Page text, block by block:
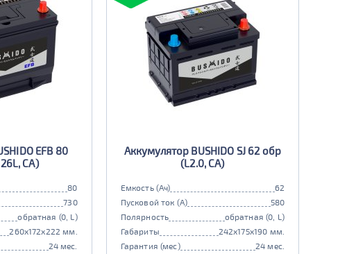
EFB 80
CA)
80
730
обратная (0, L)
260x172x222 мм.
24 мес.
Аккумулятор BUSHIDO SJ 62 обр
(L2.0, CA)
Емкость (Ач)
62
Пусковой ток (А)
580
Полярность
обратная (0, L)
Габариты
242x175x190 мм.
Гарантия (мес)
24 мес.